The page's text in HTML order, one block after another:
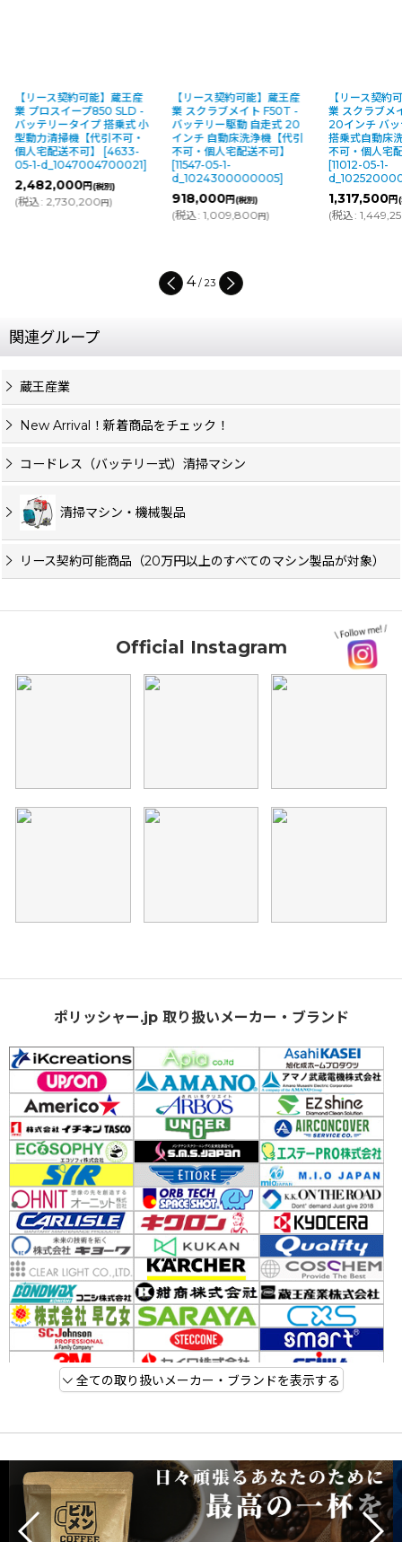
【リース契約可能】蔵王産
業 プロスイープ850 SLD -
バッテリータイプ 搭乗式 小
型動力清掃機【代引不可・
個人宅配送不可】
[4633-
05-1-d_1047004700021]
2,482,000円(税別)
(税込: 2,730,200円)
【リース契約可能】蔵王産
業 スクラブメイト F50T -
バッテリー駆動 自走式 20
インチ 自動床洗浄機【代引
不可・個人宅配送不可】
[11547-05-1-
d_1024300000005]
918,000円(税別)
(税込: 1,009,800円)
【リース契約
業 スクラブ
20インチ バ
搭乗式自動床
不可・個人宅
[11012-05-1-
1,317,500円
(税込:
4/ 23
関連グループ
蔵王産業
New Arrival！新着商品をチェック！
コードレス（バッテリー式）清掃マシン
清掃マシン・機械製品
リース契約可能商品（20万円以上のすべてのマシン製品が対象）
Official Instagram
ポリッシャー.jp 取り扱いメーカー・ブランド
全ての取り扱いメーカー・ブランドを表示する